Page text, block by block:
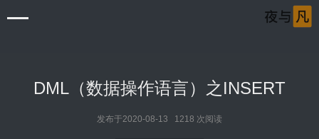
DML（数据操作语言）之INSERT
发布于2020-08-13 1218 次阅读